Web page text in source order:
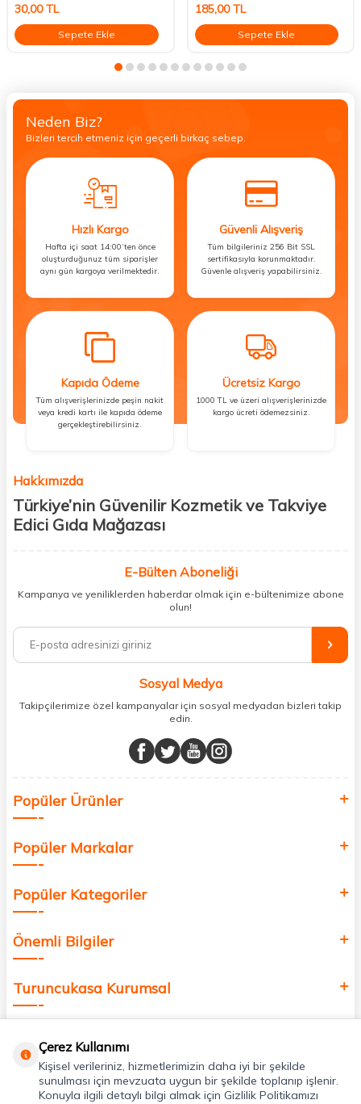
30,00TL
Sepete Ekle
185,00TL
Sepete Ekle
Neden Biz?
Bizleri tercih etmeniz için geçerli birkaç sebep.
Hızlı Kargo
Hafta içi saat 14:00’ten önce
oluşturduğunuz tüm siparişler
aynı gün kargoya verilmektedir.
Güvenli Alışveriş
Tüm bilgileriniz 256 Bit SSL
sertifikasıyla korunmaktadır.
Güvenle alışveriş yapabilirsiniz.
Kapıda Ödeme
Tüm alışverişlerinizde peşin nakit
veya kredi kartı ile kapıda ödeme
gerçekleştirebilirsiniz.
Ücretsiz Kargo
1000 TL ve üzeri alışverişlerinizde
kargo ücreti ödemezsiniz.
Hakkımızda
Türkiye’nin Güvenilir Kozmetik ve Takviye
Edici Gıda Mağazası
kişisel bakım hem de takviye edici gıda ürünlerini sizlerle
buluşturuyoruz. Artık mağaza mağaza dolaşmanıza gerek yok;
ihtiyacınız olan her şeyi tek bir çatı altında topluyor ve kapınıza kadar
%100 orijinal kozmetik ve sağlık ürünleriyle güzelliğinizi tamamlayabilir,
vücudunuzu desteklemek için güvenilir takviye edici gıdalara
minerallere kadar binlerce ürünü uygun fiyat ve hızlı kargo avantajıyla
sunuyoruz.
buluşturuyor ve online alışveriş deneyiminizi en iyi hale getiriyoruz.
Sağlık, güzellik ve iyi yaşam için aradığınız her şey burada!
değer katmak için bize katılın!
E-Bülten Aboneliği
Kampanya ve yeniliklerden haberdar olmak için e-bültenimize abone
olun!
Sosyal Medya
Takipçilerimize özel kampanyalar için sosyal medyadan bizleri takip
edin.
Popüler Ürünler
Popüler Markalar
Popüler Kategoriler
Önemli Bilgiler
Turuncukasa Kurumsal
Uygulamalarımız
Çerez Kullanımı
Kişisel verileriniz, hizmetlerimizin daha iyi bir şekilde
sunulması için mevzuata uygun bir şekilde toplanıp işlenir.
Konuyla ilgili detaylı bilgi almak için Gizlilik Politikamızı